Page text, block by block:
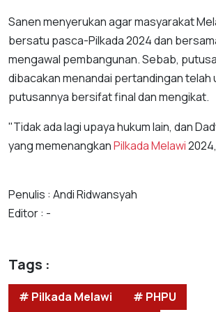
Sanen menyerukan agar masyarakat
bersatu pasca-Pilkada 2024 dan
mengawal pembangunan. Sebab,
dibacakan menandai pertandingan telah
putusannya bersifat final dan mengikat.
"Tidak ada lagi upaya hukum lain, dan
yang memenangkanPilkada Melawi
Penulis : Andi Ridwansyah
Editor : -
Tags :
# Pilkada Melawi # PHPU